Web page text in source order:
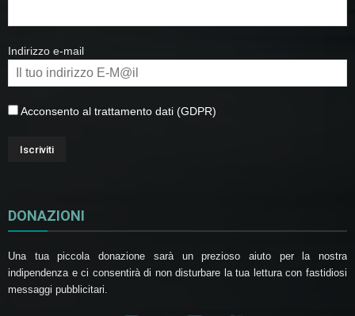
Indirizzo e-mail
Acconsento al trattamento dati (GDPR)
DONAZIONI
Una tua piccola donazione sarà un prezioso aiuto per la nostra
indipendenza e ci consentirà di non disturbare la tua lettura con fastidiosi
messaggi pubblicitari.